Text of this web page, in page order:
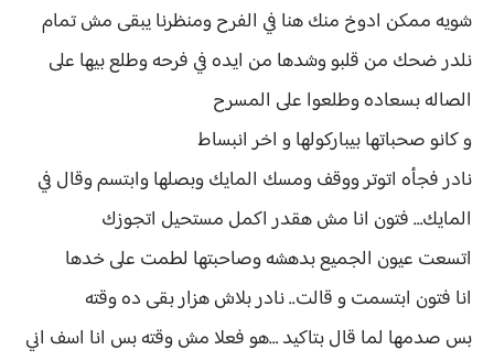
شويه ممكن ادوخ منك هنا في الفرح ومنظرنا يبقى مش تمام
نلدر ضحك من قلبو وشدها من ايده في فرحه وطلع بيها على
الصاله بسعاده وطلعوا على المسرح
و كانو صحباتها بيباركولها و اخر انبساط
نادر فجأه اتوتر ووقف ومسك المايك وبصلها وابتسم وقال في
المايك… فتون انا مش هقدر اكمل مستحيل اتجوزك
اتسعت عيون الجميع بدهشه وصاحبتها لطمت على خدها
انا فتون ابتسمت و قالت.. نادر بلاش هزار بقى ده وقته
بس صدمها لما قال بتاكيد …هو فعلا مش وقته بس انا اسف اني